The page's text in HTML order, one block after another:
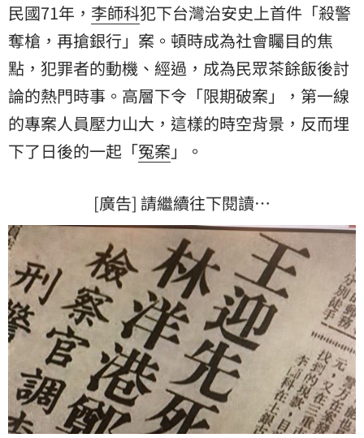
民國71年， 李師科犯下台灣治安史上首件「殺警
奪槍，再搶銀行」案。頓時成為社會矚目的焦
點，犯罪者的動機、經過，成為民眾茶餘飯後討
論的熱門時事。高層下令「限期破案」，第一線
的專案人員壓力山大，這樣的時空背景，反而埋
下了日後的一起「冤案 」。
[廣告] 請繼續往下閱讀…